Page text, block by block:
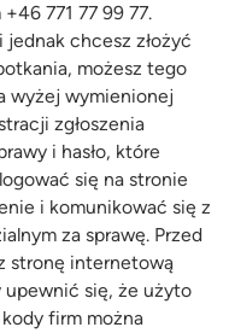
771 77 99 77.
chcesz złożyć
możesz tego
wyżej wymienionej
zgłoszenia
i hasło, które
się na stronie
i komunikować się z
za sprawę. Przed
stronę internetową
się, że użyto
firm można